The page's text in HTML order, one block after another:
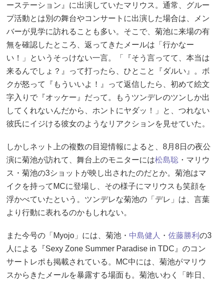
ーステーション』に出演していたマリウス。通常、グルー
プ活動とは別の舞台やコンサートに出演した場合は、メン
バーが見学に訪れることも多い。そこで、菊池に来場の有
無を確認したところ、返ってきたメールは「行かなー
い！」というそっけない一言。「『そう言ってて、本当は
来るんでしょ？』って打ったら、ひとこと『ダルい』。ボ
クが怒って『もういいよ！』って返信したら、初めて絵文
字入りで『オッケー』だって。もうツンデレのツンしか出
してくれないんだから、ホントにヤダッ！」と、つれない
彼氏にイジける彼女のようなリアクションを見せていた。
しかしネット上の複数の目迎情報によると、8月8日の夜公
演に菊池が訪れて、舞台上のモニターには松島聡 ・マリウ
ス・菊池の3ショットが映し出されたのだとか。菊池はマ
イクを持ってMCに登場し、その様子にマリウスも笑顔を
浮かべていたという。ツンデレな菊池の「デレ」は、言葉
より行動に表れるのかもしれない。
また今号の「Myojo」には、菊池・ 中島健人 ・ 佐藤勝利 の3
人による『Sexy Zone Summer Paradise in TDC』のコン
サートレポも掲載されている。MC中には、菊池がマリウ
スからきたメールを暴露する場面も。菊池いわく「昨日、